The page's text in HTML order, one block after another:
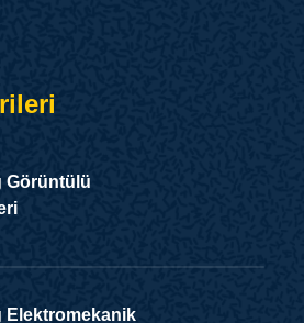
Görüntülü
Elektromekanik